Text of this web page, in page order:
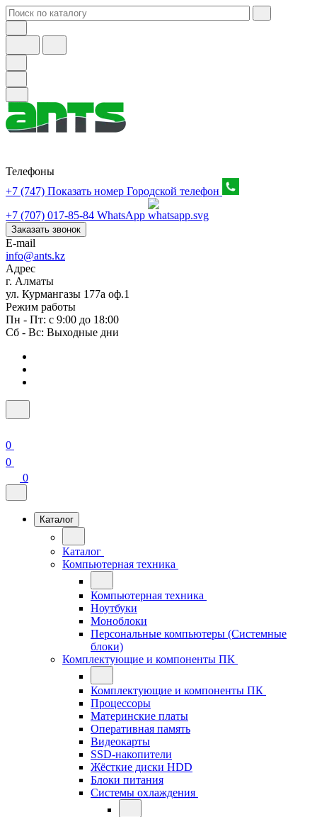
Телефоны
+7 (747) Показать номер Городской телефон
+7 (707) 017-85-84 WhatsApp
Заказать звонок
E-mail
info@ants.kz
Адрес
г. Алматы
ул. Курмангазы 177а оф.1
Режим работы
Пн - Пт: с 9:00 до 18:00
Сб - Вс: Выходные дни
0
0
0
Каталог
Каталог
Компьютерная техника
Компьютерная техника
Ноутбуки
Моноблоки
Персональные компьютеры (Системные
блоки)
Комплектующие и компоненты ПК
Комплектующие и компоненты ПК
Процессоры
Материнские платы
Оперативная память
Видеокарты
SSD-накопители
Жёсткие диски HDD
Блоки питания
Системы охлаждения